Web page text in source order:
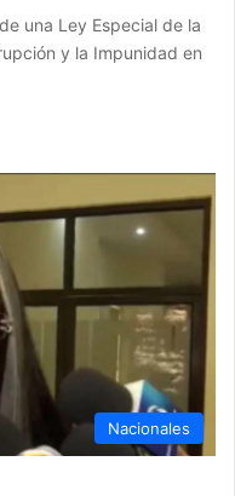
una Ley Especial de la
y la Impunidad en
Nacionales